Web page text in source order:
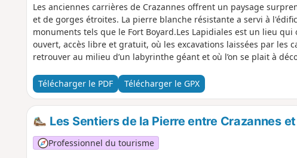
Les anciennes carrières de Crazannes offrent un paysage
et de gorges étroites. La pierre blanche résistante a servi à
monuments tels que le Fort Boyard.Les Lapidiales est un lieu
ouvert, accès libre et gratuit, où les excavations laissées par les
retrouver au milieu d’un labyrinthe géant et où l’on se plait à
Télécharger le PDF Télécharger le GPX
Les Sentiers de la Pierre entre Crazannes
Professionnel du tourisme